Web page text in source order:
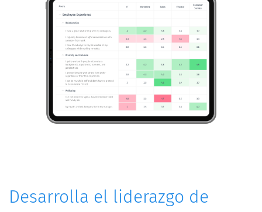
Desarrolla el liderazgo de